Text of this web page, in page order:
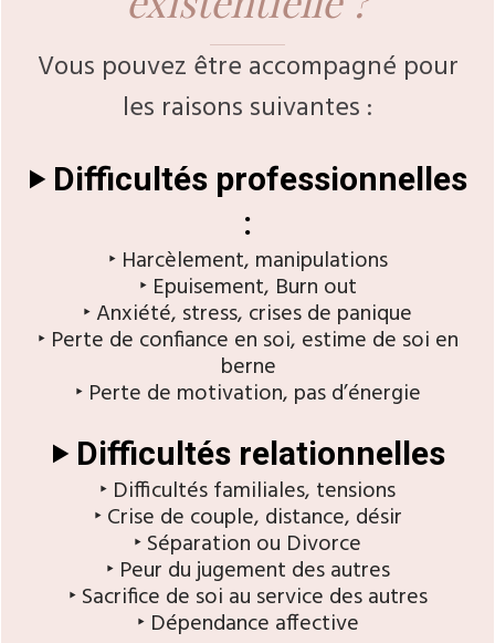
Vous pouvez être accompagné pour
les raisons suivantes :
‣ Difficultés professionnelles
:
‣ Harcèlement, manipulations
‣ Epuisement, Burn out
‣ Anxiété, stress, crises de panique
‣ Perte de confiance en soi, estime de soi en
berne
‣ Perte de motivation, pas d’énergie
‣ Difficultés relationnelles
‣ Difficultés familiales, tensions
‣ Crise de couple, distance, désir
‣ Séparation ou Divorce
‣ Peur du jugement des autres
‣ Sacrifice de soi au service des autres
‣ Dépendance affective